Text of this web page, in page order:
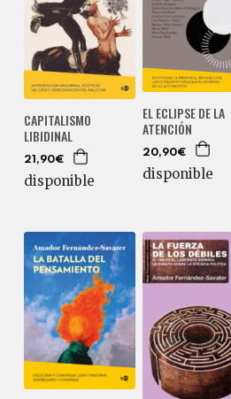
CAPITALISMO
LIBIDINAL
21,90€
disponible
EL ECLIPSE DE LA
ATENCIÓN
20,90€
disponible